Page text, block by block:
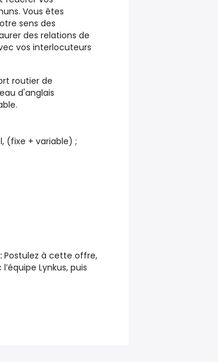
Vous êtes
sens des
des relations de
vos interlocuteurs
routier de
d'anglais
(fixe + variable) ;
Postulez à cette offre,
Lynkus, puis